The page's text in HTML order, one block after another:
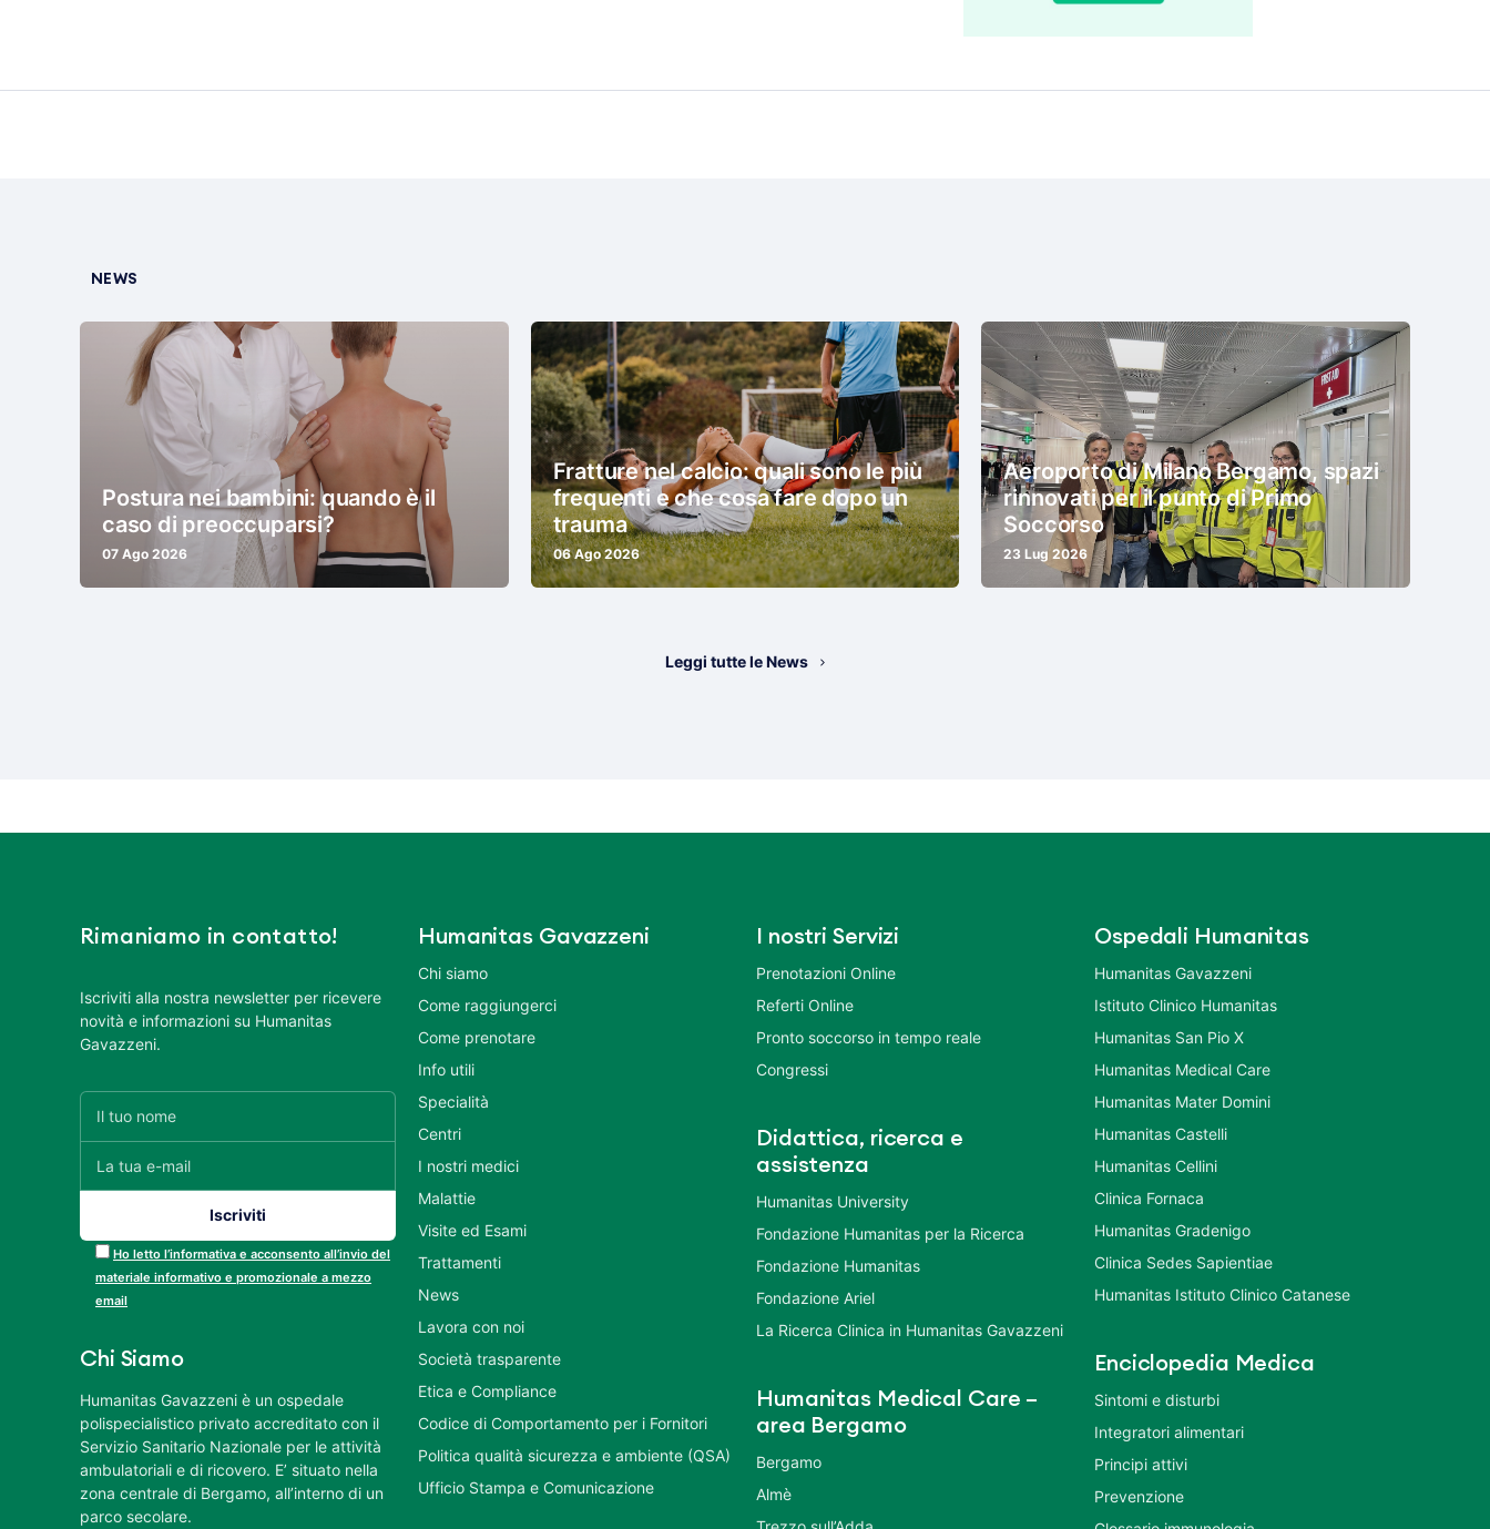
NEWS
Postura nei bambini: quando è il
caso di preoccuparsi?
07 Ago 2026
Fratture nel calcio: quali sono le più
frequenti e che cosa fare dopo un
trauma
06 Ago 2026
Aeroporto di Milano Bergamo, spazi
rinnovati per il punto di Primo
Soccorso
23 Lug 2026
Leggi tutte le News
Rimaniamo in contatto!
Iscriviti alla nostra newsletter per ricevere
novità e informazioni su Humanitas
Gavazzeni.
Ho letto l’informativa e acconsento all’invio del
materiale informativo e promozionale a mezzo
email
Chi Siamo
Humanitas Gavazzeni è un ospedale
polispecialistico privato accreditato con il
Servizio Sanitario Nazionale per le attività
ambulatoriali e di ricovero. E’ situato nella
zona centrale di Bergamo, all’interno di un
parco secolare.
Humanitas Gavazzeni
Chi siamo
Come raggiungerci
Come prenotare
Info utili
Specialità
Centri
I nostri medici
Malattie
Visite ed Esami
Trattamenti
News
Lavora con noi
Società trasparente
Etica e Compliance
Codice di Comportamento per i Fornitori
Politica qualità sicurezza e ambiente (QSA)
Ufficio Stampa e Comunicazione
I nostri Servizi
Prenotazioni Online
Referti Online
Pronto soccorso in tempo reale
Congressi
Didattica, ricerca e
assistenza
Humanitas University
Fondazione Humanitas per la Ricerca
Fondazione Humanitas
Fondazione Ariel
La Ricerca Clinica in Humanitas Gavazzeni
Humanitas Medical Care –
area Bergamo
Bergamo
Almè
Ospedali Humanitas
Humanitas Gavazzeni
Istituto Clinico Humanitas
Humanitas San Pio X
Humanitas Medical Care
Humanitas Mater Domini
Humanitas Castelli
Humanitas Cellini
Clinica Fornaca
Humanitas Gradenigo
Clinica Sedes Sapientiae
Humanitas Istituto Clinico Catanese
Enciclopedia Medica
Sintomi e disturbi
Integratori alimentari
Principi attivi
Prevenzione